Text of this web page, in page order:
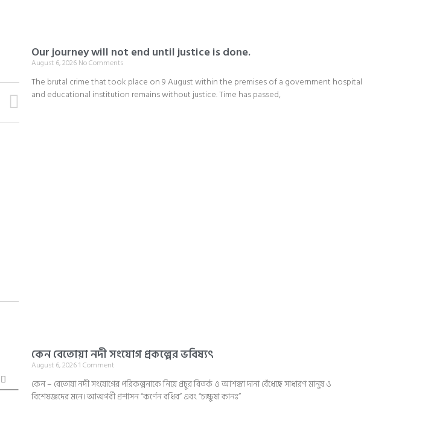
Our journey will not end until justice is done.
August 6, 2026 No Comments
The brutal crime that took place on 9 August within the premises of a government hospital
and educational institution remains without justice. Time has passed,
কেন বেতোয়া নদী সংযোগ প্রকল্পের ভবিষ্যৎ
August 6, 20261 Comment
কেন – বেতোয়া নদী সংযোগের পরিকল্পনাকে নিয়ে প্রচুর বিতর্ক ও আশঙ্কা দানা বেঁধেছে সাধারণ মানুষ ও
বিশেষজ্ঞদের মনে। আত্মগর্বী প্রশাসন “কর্ণেন বধির” এবং “চক্ষুষা কানঃ”